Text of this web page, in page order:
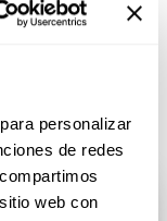
personalizar
de redes
web con